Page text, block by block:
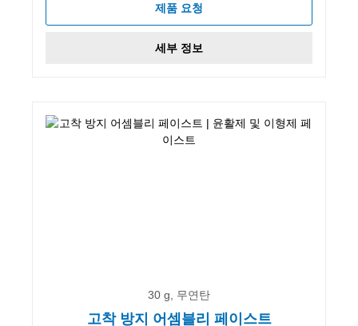
제품 요청
세부 정보
30 g, 무연탄
고착 방지 어셈블리 페이스트